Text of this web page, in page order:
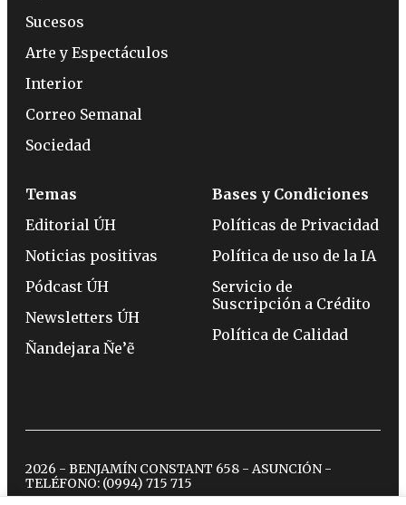
Sucesos
Arte y Espectáculos
Interior
Correo Semanal
Sociedad
Temas
Editorial ÚH
Noticias positivas
Pódcast ÚH
Newsletters ÚH
Ñandejara Ñe’ẽ
Bases y Condiciones
Políticas de Privacidad
Política de uso de la IA
Servicio de
Suscripción a Crédito
Política de Calidad
2026 - BENJAMÍN CONSTANT 658 - ASUNCIÓN -
TELÉFONO: (0994) 715 715